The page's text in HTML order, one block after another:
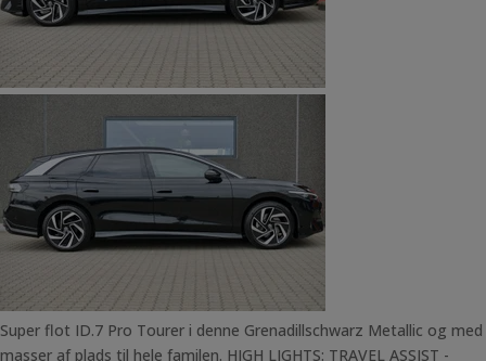
Super flot ID.7 Pro Tourer i denne Grenadillschwarz Metallic og med
masser af plads til hele familen. HIGH LIGHTS: TRAVEL ASSIST -